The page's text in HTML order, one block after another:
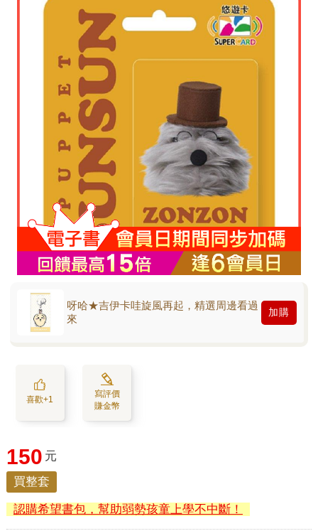
呀哈★吉伊卡哇旋風再起，精選周邊看過
來
加購
喜歡+1
寫評價
賺金幣
150 元
買整套
認購希望書包，幫助弱勢孩童上學不中斷！